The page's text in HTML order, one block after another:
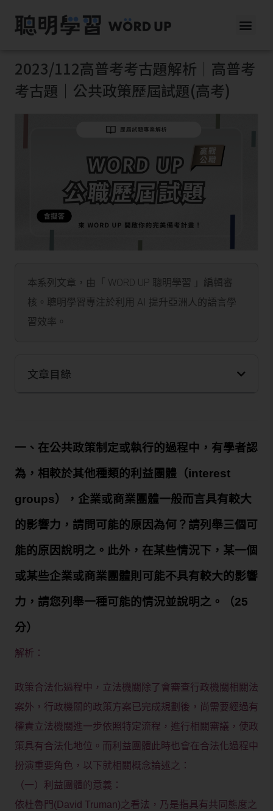
2023/112高普考考古題解析｜高普考
考古題｜公共政策歷屆試題(高考)
本系列文章，由「 WORD UP 聰明學習 」編輯審
核。聰明學習專注於利用 AI 提升亞洲人的語言學
習效率。
文章目錄
一、在公共政策制定或執行的過程中，有學者認
為，相較於其他種類的利益團體（interest
groups），企業或商業團體一般而言具有較大
的影響力，請問可能的原因為何？請列舉三個可
能的原因說明之。此外，在某些情況下，某一個
或某些企業或商業團體則可能不具有較大的影響
力，請您列舉一種可能的情況並說明之。（25
分）
解析：
政策合法化過程中，立法機關除了會審查行政機關相關法
案外，行政機關的政策方案已完成規劃後，尚需要經過有
權責立法機關進一步依照特定流程，進行相關審議，使政
策具有合法化地位。而利益團體此時也會在合法化過程中
扮演重要角色，以下就相關概念論述之：
（一）利益團體的意義：
依杜魯門(David Truman)之看法，乃是指具有共同態度之